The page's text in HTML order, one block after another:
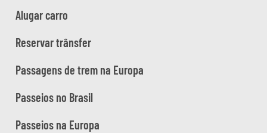
Alugar carro
Reservar trânsfer
Passagens de trem na Europa
Passeios no Brasil
Passeios na Europa